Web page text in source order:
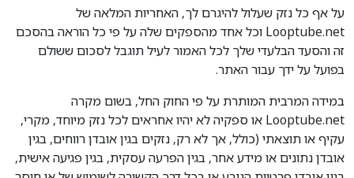
על אף כל נזק שעלול להיגרם לך, האחריות המלאה של
Looptube.net וכל אחד מהספקים שלה על פי כל הוראה בהסכם
זה והסעד הבלעדי שלך לכל האמור לעיל תוגבל לסכום ששולם
בפועל על ידך עבור האתר.
במידה המרבית המותרת על פי החוק החל, בשום מקרה
Looptube.net או ספקיה לא יהיו אחראים לכל נזק מיוחד, מקרי,
עקיף או תוצאתי (כולל, אך לא רק, נזקים בגין אובדן רווחים, בגין
אובדן נתונים או מידע אחר, בגין הפרעה עסקית, בגין פגיעה אישית,